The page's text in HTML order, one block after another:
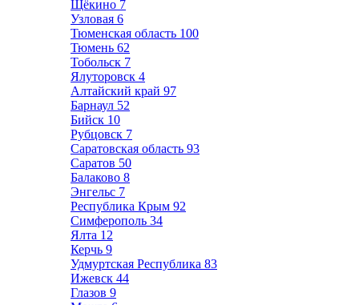
Щёкино 7
Узловая 6
Тюменская область 100
Тюмень 62
Тобольск 7
Ялуторовск 4
Алтайский край 97
Барнаул 52
Бийск 10
Рубцовск 7
Саратовская область 93
Саратов 50
Балаково 8
Энгельс 7
Республика Крым 92
Симферополь 34
Ялта 12
Керчь 9
Удмуртская Республика 83
Ижевск 44
Глазов 9